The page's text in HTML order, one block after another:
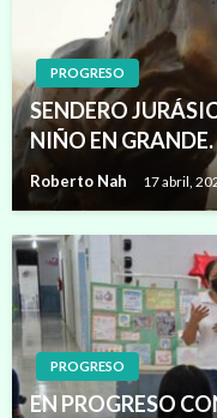
PROGRESO
SENDERO
NIÑO EN GRANDE.
Roberto Nah 17 abril,
PROGRESO
EN PROGRESO